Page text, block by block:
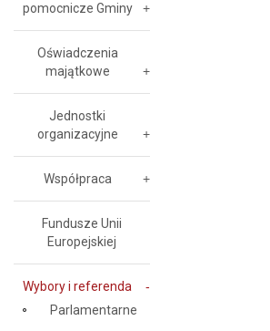
pomocnicze Gminy
Oświadczenia
majątkowe
Jednostki
organizacyjne
Współpraca
Fundusze Unii
Europejskiej
Wybory i referenda
Parlamentarne